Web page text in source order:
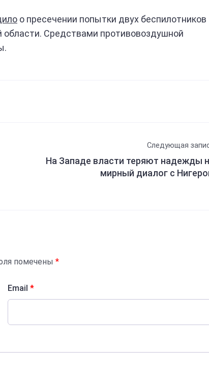
о пресечении попытки двух беспилотников
Средствами противовоздушной
Следующая
На Западе власти теряют надежды
мирный диалог с
помечены *
Email*